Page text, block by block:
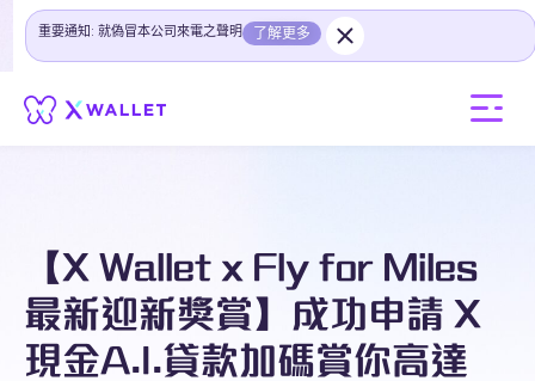
重要通知: 就偽冒本公司來電之聲明 了解更多
【X Wallet x Fly for Miles
最新迎新獎賞】成功申請 X
現金A.I.貸款加碼賞你高達